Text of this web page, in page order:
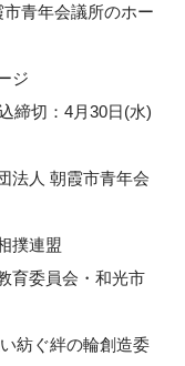
青年会議所のホー
ジ
締切：4月30日(水)
法人 朝霞市青年会
連盟
育委員会・和光市
紡ぐ絆の輪創造委